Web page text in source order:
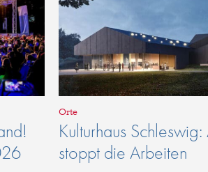
Orte
Kulturhaus
stoppt die Arbeiten